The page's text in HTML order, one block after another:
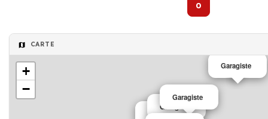
0
CARTE
Garagiste
Garagiste
Garagiste
Garagiste
+
−